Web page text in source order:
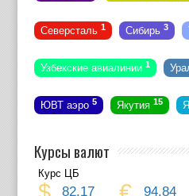
Северсталь 1 Сибирь 3
Узбекские авиалинии 1
ЮВТ аэро 5 Якутия 15
Курсы валют
Курс ЦБ
82.17 94.84